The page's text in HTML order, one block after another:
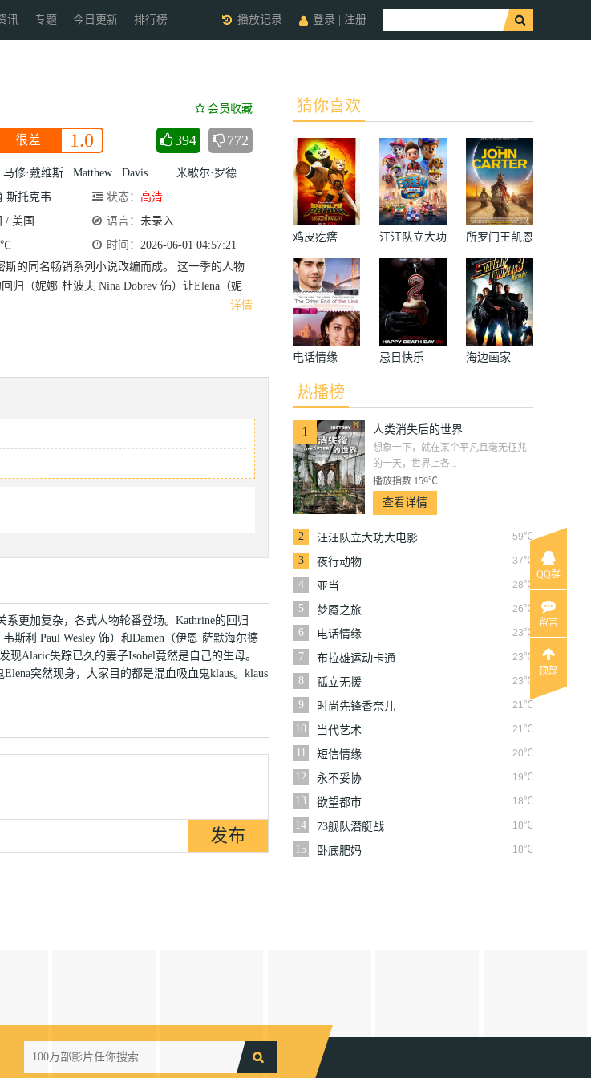
讯 专题 今日更新 排行榜 登录 注册
播放记录
会员收藏
很差 1.0 394 772
马修·戴维斯 Matthew Davis 米歇尔·罗德里格兹 Michelle Rodriguez Rochelle Ballard Rochelle Ballard
斯托克韦
状态： 高清
/ 美国 语言： 未录入
℃ 时间： 2026-06-01 04:57:21
详情
斯的同名畅销系列小说改编而成。 这一季的人物
归（妮娜·杜波夫 Nina Dobrev 饰）让Elena（妮
更加复杂，各式人物轮番登场。Kathrine的回归
斯利 Paul Wesley 饰）和Damen（伊恩·萨默海尔德
现Alaric失踪已久的妻子Isobel竟然是自己的生母。
突然现身，大家目的都是混血吸血鬼klaus。klaus
猜你喜欢
鸡皮疙瘩
汪汪队立大功
大电影
所罗门王凯恩
电话情缘 忌日快乐 海边画家
热播榜
1 人类消失后的世界
想象一下，就在某个平凡且毫无征兆
的一天，世界上各...
播放指数:159℃
查看详情
2 59℃
汪汪队立大功大电影
3
37℃
夜行动物
4
28℃
亚当
5
26℃
梦魇之旅
6
23℃
电话情缘
7
23℃
布拉雄运动卡通
8
23℃
孤立无援
9
21℃
时尚先锋香奈儿
10
21℃
当代艺术
11
20℃
短信情缘
12
19℃
永不妥协
13
18℃
欲望都市
14
18℃
73舰队潜艇战
15
18℃
卧底肥妈
QQ群
留言
顶部